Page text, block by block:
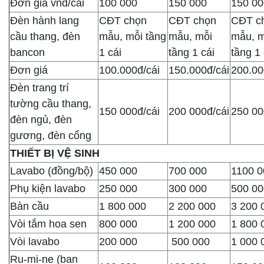
Đơn giá vnd/cái 100 000 150 000
150
Đèn hành lang
cầu thang, đèn
bancon
CĐT chọn
mẫu, mỗi tầng
1 cái
CĐT chọn
mẫu, mỗi
tầng 1 cái
CĐT
mẫu,
tầng 1
Đơn giá
100.000đ/cái 150.000đ/cái
Đèn trang trí
tường cầu thang,
đèn ngủ, đèn
gương, đèn cổng
150 000đ/cái 200 000đ/cái 250
THIẾT BỊ VỆ SINH
Lavabo (đồng/bộ) 450 000 700 000
1100
Phụ kiện lavabo
250 000 300 000
500
Bàn cầu
1 800 000 2 200 000
3 200
Vòi tắm hoa sen
800 000 1 200 000
1 800
Vòi lavabo
200 000 500 000
1 000
Ru-mi-ne (ban